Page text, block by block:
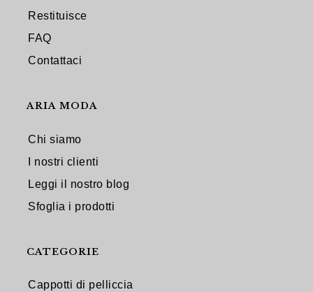
Restituisce
FAQ
Contattaci
ARIA MODA
Chi siamo
I nostri clienti
Leggi il nostro blog
Sfoglia i prodotti
CATEGORIE
Cappotti di pelliccia